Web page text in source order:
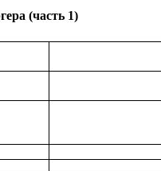
(часть 1)